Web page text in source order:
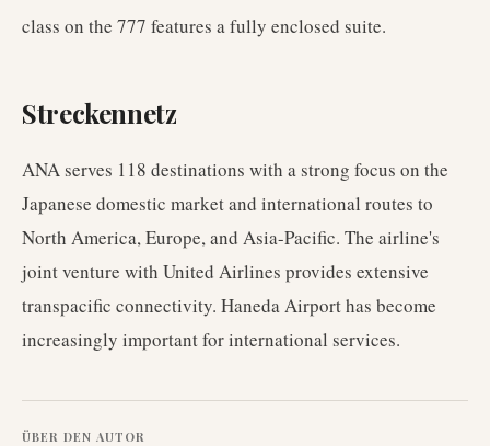
class on the 777 features a fully enclosed suite.
Streckennetz
ANA serves 118 destinations with a strong focus on the
Japanese domestic market and international routes to
North America, Europe, and Asia-Pacific. The airline's
joint venture with United Airlines provides extensive
transpacific connectivity. Haneda Airport has become
increasingly important for international services.
ÜBER DEN AUTOR